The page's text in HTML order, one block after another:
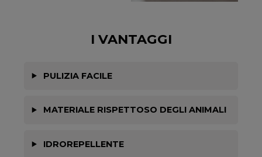
I VANTAGGI
PULIZIA FACILE
MATERIALE RISPETTOSO DEGLI ANIMALI
IDROREPELLENTE